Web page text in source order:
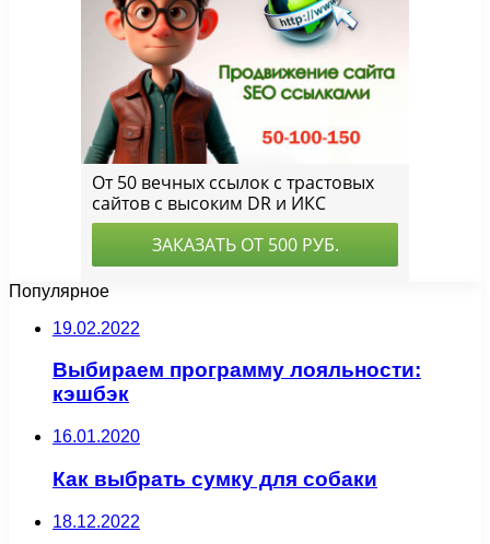
Популярное
19.02.2022
Выбираем программу лояльности:
кэшбэк
16.01.2020
Как выбрать сумку для собаки
18.12.2022